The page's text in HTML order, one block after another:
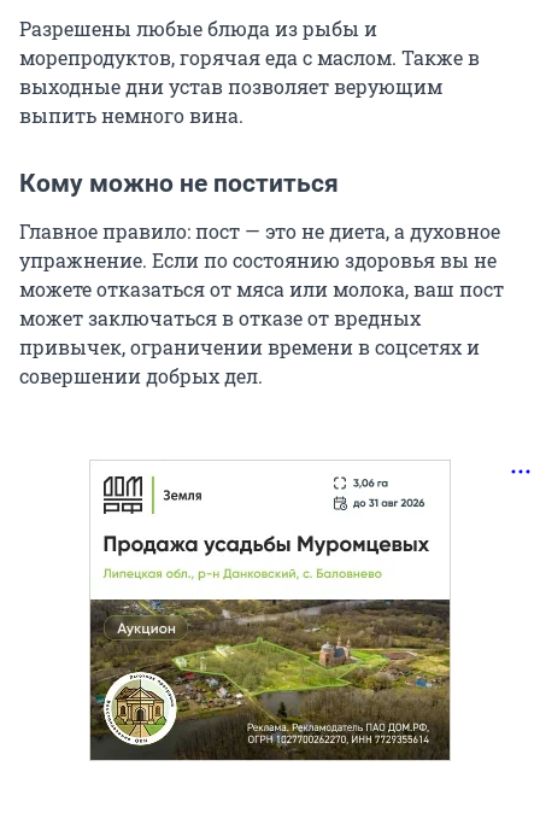
Разрешены любые блюда из рыбы и
морепродуктов, горячая еда с маслом. Также в
выходные дни устав позволяет верующим
выпить немного вина.
Кому можно не поститься
Главное правило: пост — это не диета, а духовное
упражнение. Если по состоянию здоровья вы не
можете отказаться от мяса или молока, ваш пост
может заключаться в отказе от вредных
привычек, ограничении времени в соцсетях и
совершении добрых дел.